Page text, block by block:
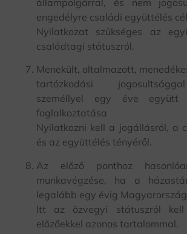
engedélyre családi együttélés
Nyilatkozat szükséges az
családtagi státuszról.
Menekült, oltalmazott,
tartózkodási
személlyel egy éve együtt
foglalkoztatása
Nyilatkozni kell a jogállásról, a
és az együttélés tényéről.
Az előző ponthoz
munkavégzése, ha a
legalább egy évig
Itt az özvegyi státuszról kell
előzőekkel azonos tartalommal.